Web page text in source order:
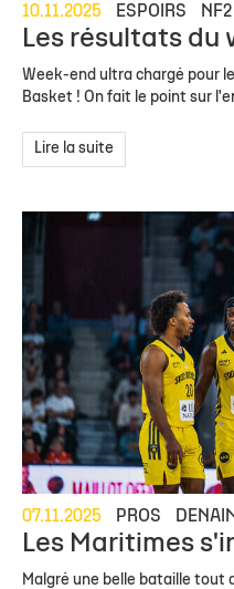
10.11.2025 ESPOIRS NF2
Les résultats du
Week-end ultra chargé pour
Basket ! On fait le point sur
Lire la suite
07.11.2025 PROS DENAIN
Les Maritimes
Malgré une belle bataille tout